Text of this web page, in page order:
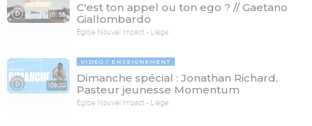
101:55
C'est ton appel ou ton ego ? // Gaetano
Giallombardo
Eglise Nouvel Impact - Liège
109:00
VIDÉO ENSEIGNEMENT
Dimanche spécial : Jonathan Richard,
Pasteur jeunesse Momentum
Eglise Nouvel Impact - Liège